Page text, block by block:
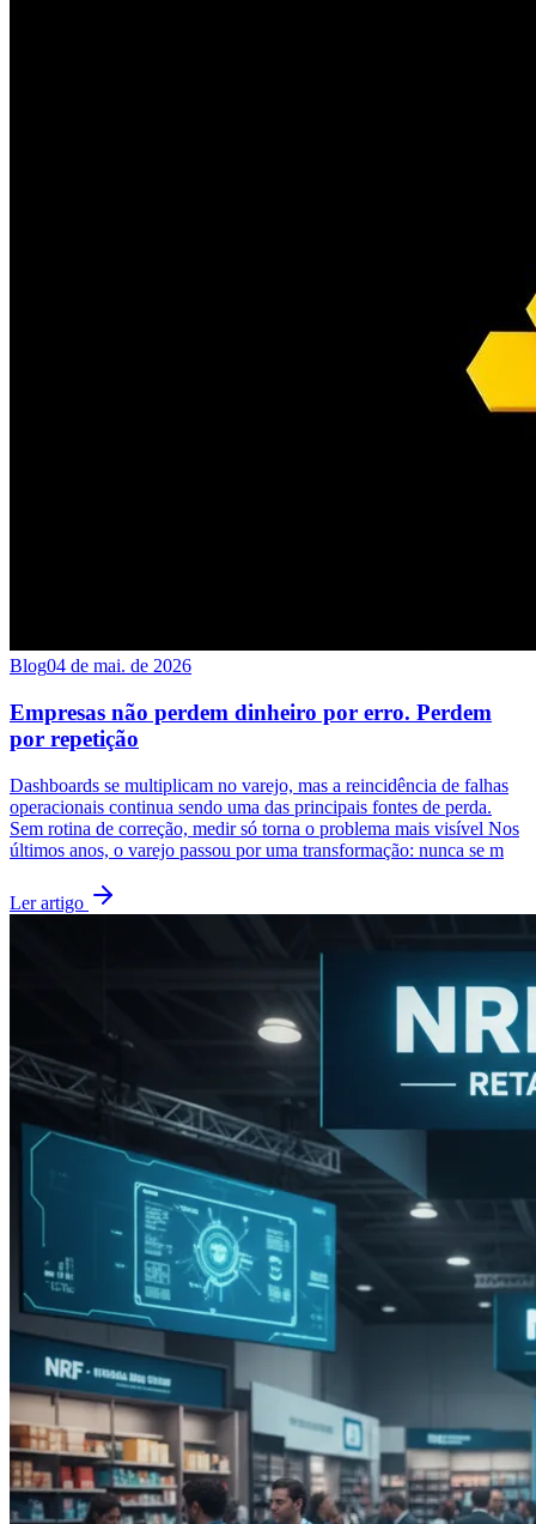
Blog04 de mai. de 2026
Empresas não perdem dinheiro por erro. Perdem
por repetição
Dashboards se multiplicam no varejo, mas a reincidência de falhas
operacionais continua sendo uma das principais fontes de perda.
Sem rotina de correção, medir só torna o problema mais visível Nos
últimos anos, o varejo passou por uma transformação: nunca se m
Ler artigo